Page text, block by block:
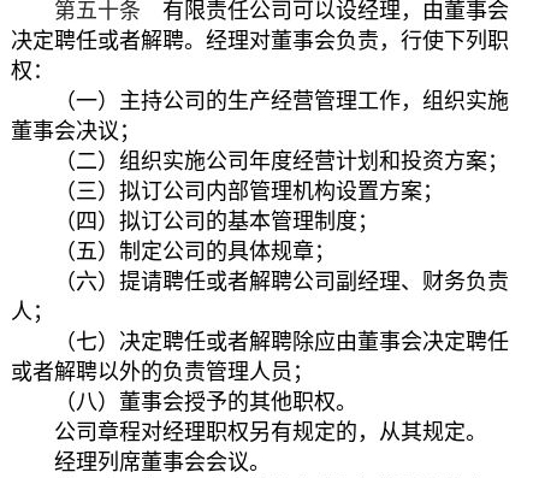
第五十条 有限责任公司可以设经理，由董事会
决定聘任或者解聘。经理对董事会负责，行使下列职
权：
（一）主持公司的生产经营管理工作，组织实施
董事会决议；
（二）组织实施公司年度经营计划和投资方案；
（三）拟订公司内部管理机构设置方案；
（四）拟订公司的基本管理制度；
（五）制定公司的具体规章；
（六）提请聘任或者解聘公司副经理、财务负责
人；
（七）决定聘任或者解聘除应由董事会决定聘任
或者解聘以外的负责管理人员；
（八）董事会授予的其他职权。
公司章程对经理职权另有规定的，从其规定。
经理列席董事会会议。